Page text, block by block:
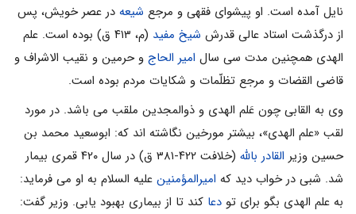
نایل آمده است. او پیشوای فقهی و مرجع شیعه در عصر خویش، پس
از درگذشت استاد عالی قدرش شیخ مفید
(م، ۴۱۳ ق) بوده است. علم
الهدی همچنین مدت سی سال امیر الحاج و حرمین و نقیب الاشراف و
قاضی القضات و مرجع تظلّمات و شکایات مردم بوده است.
وی به القابی چون عَلم الهدی و ذوالمجدین ملقب می باشد. در مورد
لقب «علم الهدی»، بیشتر مورخین نگاشته اند که: ابوسعید محمد بن
حسین وزیر القادر بالله
(خلافت ۴۲۲-۳۸۱ ق) در سال ۴۲۰ قمری بیمار
شد. شبی در خواب دید که امیرالمؤمنین علیه السلام به او می فرماید:
به علم الهدی بگو برای تو دعا کند تا از بیماری بهبود یابی. وزیر گفت: